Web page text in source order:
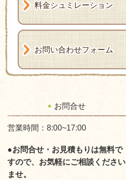
料金シュミレーション
お問い合わせフォーム
お問合せ
営業時間：8:00~17:00
●お問合せ・お見積もりは無料で
すので、お気軽にご相談ください
ませ。